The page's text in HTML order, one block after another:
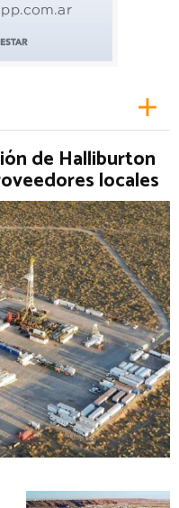
de Halliburton
locales